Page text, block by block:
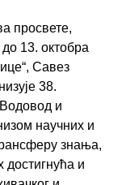
просвете,
13. октобра
Савез
38.
и
научних и
знања,
и